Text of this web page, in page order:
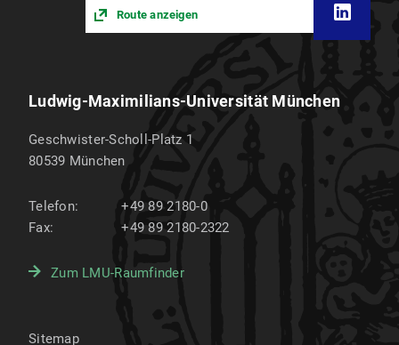
Route anzeigen
Ludwig-Maximilians-Universität München
Geschwister-Scholl-Platz 1
80539 München
Telefon:
+49 89 2180-0
Fax:
+49 89 2180-2322
Zum LMU-Raumfinder
Sitemap